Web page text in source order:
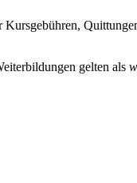
Kursgebühren,
gelten als